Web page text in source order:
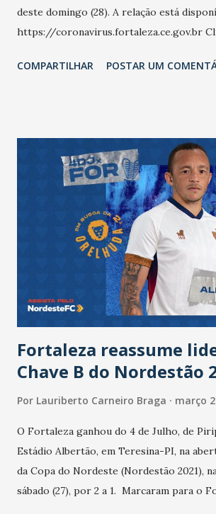
deste domingo (28). A relação está
https://coronavirus.fortaleza.ce.gov.br
42 postos de saúde, três policlínicas e
Acolhimento para Vacinação. Locais de
thru e Pontos de Acolhimento para
tanto os idosos que dispõem de carro
outros meios de transporte: Arena
Eventos Shopping RioMar Fortaleza
Kennedy Salas de Acolhimento para
Doutor Lusmar Veras Rodrigues -
155, Jóquei Clube (anexo do Hospital da
Doutor Luiz Carlos Fontenele - Avenida
COMPARTILHAR POSTAR UM
Fortaleza reassume
Chave B do Nordestão
Por Lauriberto Carneiro Braga março
O Fortaleza ganhou do 4 de Julho, de
Estádio Albertão, em Teresina-PI, na
da Copa do Nordeste (Nordestão 2021),
sábado (27), por 2 a 1. Marcaram para o